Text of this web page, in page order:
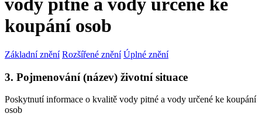
vody pitné a vody určené ke
koupání osob
Základní znění Rozšířené znění Úplné znění
3. Pojmenování (název) životní situace
Poskytnutí informace o kvalitě vody pitné a vody určené ke koupání
osob